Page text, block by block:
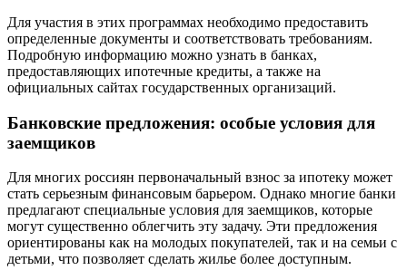
Для участия в этих программах необходимо предоставить
определенные документы и соответствовать требованиям.
Подробную информацию можно узнать в банках,
предоставляющих ипотечные кредиты, а также на
официальных сайтах государственных организаций.
Банковские предложения: особые условия для
заемщиков
Для многих россиян первоначальный взнос за ипотеку может
стать серьезным финансовым барьером. Однако многие банки
предлагают специальные условия для заемщиков, которые
могут существенно облегчить эту задачу. Эти предложения
ориентированы как на молодых покупателей, так и на семьи с
детьми, что позволяет сделать жилье более доступным.